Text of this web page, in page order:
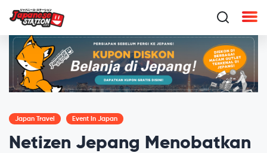
Japan Travel Event In Japan
Netizen Jepang Menobatkan